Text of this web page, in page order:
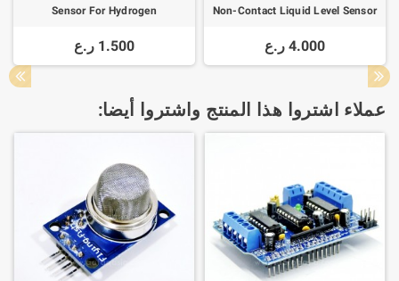
Non-Contact Liquid Level Sensor
4.000 ر.ع
Sensor For Hydrogen
1.500 ر.ع
عملاء اشتروا هذا المنتج واشتروا أيضا: